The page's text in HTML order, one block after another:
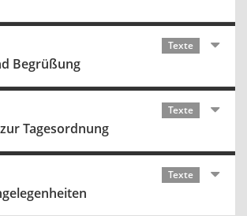
Texte
und Begrüßung
Texte
Tagesordnung
Texte